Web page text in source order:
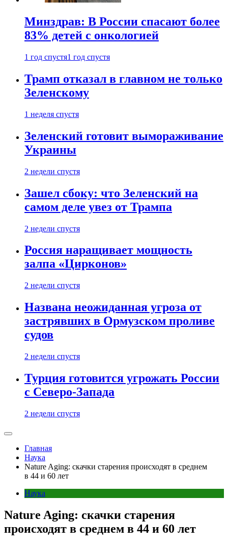
Минздрав: В России спасают более
83% детей с онкологией
1 год спустя1 год спустя
Трамп отказал в главном не только
Зеленскому
1 неделя спустя
Зеленский готовит вымораживание
Украины
2 недели спустя
Зашел сбоку: что Зеленский на
самом деле увез от Трампа
2 недели спустя
Россия наращивает мощность
залпа «Цирконов»
2 недели спустя
Названа неожиданная угроза от
застрявших в Ормузском проливе
судов
2 недели спустя
Турция готовится угрожать России
с Северо-Запада
2 недели спустя
Главная
Наука
Nature Aging: скачки старения происходят в среднем
в 44 и 60 лет
Наука
Nature Aging: скачки старения
происходят в среднем в 44 и 60 лет